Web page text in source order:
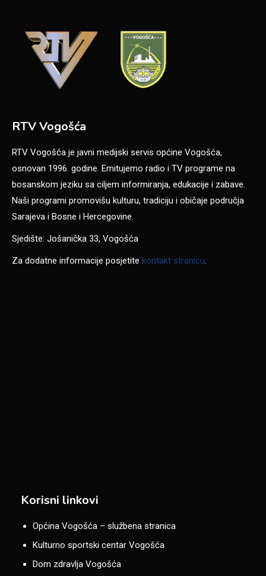
RTV Vogošća
RTV Vogošća je javni medijski servis općine Vogošća,
osnovan 1996. godine. Emitujemo radio i TV programe na
bosanskom jeziku sa ciljem informiranja, edukacije i zabave.
Naši programi promovišu kulturu, tradiciju i običaje područja
Sarajeva i Bosne i Hercegovine.
Sjedište: Jošanička 33, Vogošća
Za dodatne informacije posjetite kontakt stranicu.
Korisni linkovi
Općina Vogošća – službena stranica
Kulturno sportski centar Vogošća
Dom zdravlja Vogošća